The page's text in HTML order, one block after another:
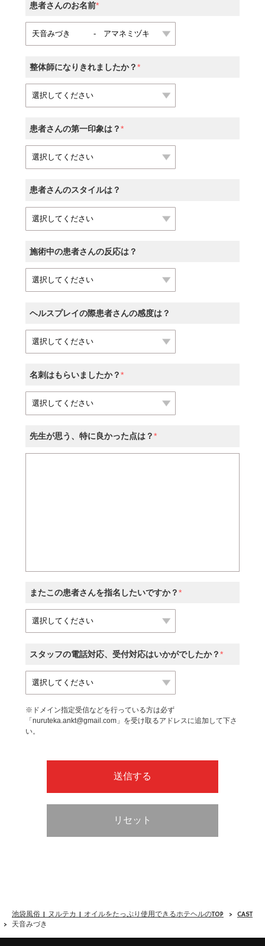
患者さんのお名前*
整体師になりきれましたか？*
患者さんの第一印象は？*
患者さんのスタイルは？
施術中の患者さんの反応は？
ヘルスプレイの際患者さんの感度は？
名刺はもらいましたか？*
先生が思う、特に良かった点は？*
またこの患者さんを指名したいですか？*
スタッフの電話対応、受付対応はいかがでしたか？*
※ドメイン指定受信などを行っている方は必ず
「nuruteka.ankt@gmail.com」を受け取るアドレスに追加して下さ
い。
池袋風俗 | ヌルテカ | オイルをたっぷり使用できるホテヘルのTOP
CAST
天音みづき